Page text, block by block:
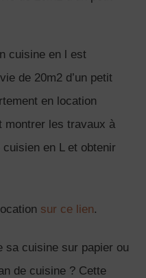
cuisine en l est
de 20m2 d’un petit
en location
montrer les travaux à
en L et obtenir
sur ce lien.
sa cuisine sur papier ou
de cuisine ? Cette